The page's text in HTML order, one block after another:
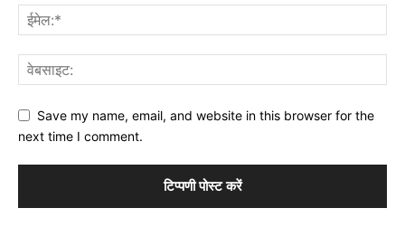
Save my name, email, and website in this browser for the
next time I comment.